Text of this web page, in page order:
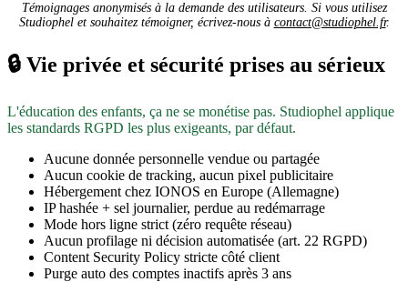
Témoignages anonymisés à la demande des utilisateurs. Si vous utilisez
Studiophel et souhaitez témoigner, écrivez-nous à contact@studiophel.fr.
🔒 Vie privée et sécurité prises au sérieux
L'éducation des enfants, ça ne se monétise pas. Studiophel applique
les standards RGPD les plus exigeants, par défaut.
Aucune donnée personnelle vendue ou partagée
Aucun cookie de tracking, aucun pixel publicitaire
Hébergement chez IONOS en Europe (Allemagne)
IP hashée + sel journalier, perdue au redémarrage
Mode hors ligne strict (zéro requête réseau)
Aucun profilage ni décision automatisée (art. 22 RGPD)
Content Security Policy stricte côté client
Purge auto des comptes inactifs après 3 ans